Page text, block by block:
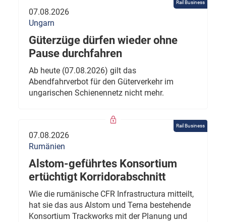
Rail Business
07.08.2026
Ungarn
Güterzüge dürfen wieder ohne
Pause durchfahren
Ab heute (07.08.2026) gilt das
Abendfahrverbot für den Güterverkehr im
ungarischen Schienennetz nicht mehr.
Rail Business
07.08.2026
Rumänien
Alstom-geführtes Konsortium
ertüchtigt Korridorabschnitt
Wie die rumänische CFR Infrastructura mitteilt,
hat sie das aus Alstom und Terna bestehende
Konsortium Trackworks mit der Planung und